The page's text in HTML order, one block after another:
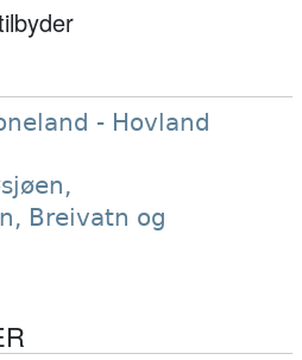
- Hovland
Breivatn og